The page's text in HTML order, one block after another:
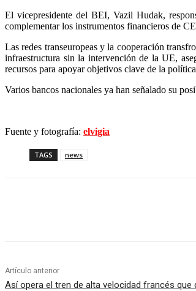
El vicepresidente del BEI, Vazil Hudak,
complementar los instrumentos financieros de
Las redes transeuropeas y la cooperación
infraestructura sin la intervención de la UE,
recursos para apoyar objetivos clave de la
Varios bancos nacionales ya han señalado su
Fuente y fotografía: elvigia
TAGS news
Artículo anterior
Así opera el tren de alta velocidad francés que